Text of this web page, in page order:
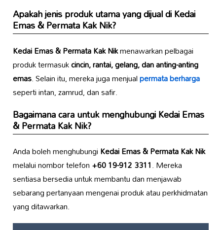
Apakah jenis produk utama yang dijual diKedai
Emas & Permata Kak Nik?
Kedai Emas & Permata Kak Nikmenawarkan pelbagai
produk termasukcincin, rantai, gelang, dan anting-anting
emas. Selain itu, mereka juga menjualpermata berharga
seperti intan, zamrud, dan safir.
Bagaimana cara untuk menghubungiKedai Emas
& Permata Kak Nik?
Anda boleh menghubungiKedai Emas & Permata Kak Nik
melalui nombor telefon+60 19-912 3311. Mereka
sentiasa bersedia untuk membantu dan menjawab
sebarang pertanyaan mengenai produk atau perkhidmatan
yang ditawarkan.